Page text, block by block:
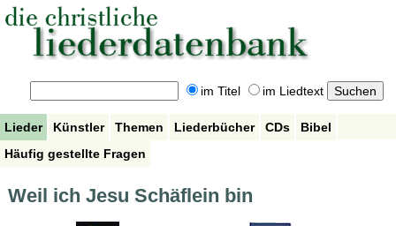
im Titel im Liedtext
Lieder Künstler Themen Liederbücher CDs
Bibel
Häufig gestellte Fragen
Weil ich Jesu Schäflein bin